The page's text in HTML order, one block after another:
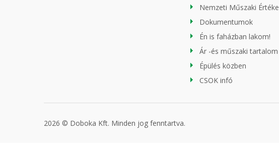
Nemzeti Műszaki
Dokumentumok
Én is faházban lakom!
Ár -és műszaki tartalom
Épülés közben
CSOK infó
2026 © Doboka Kft. Minden jog fenntartva.